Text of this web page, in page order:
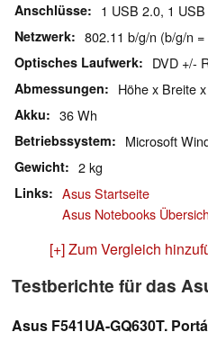
Anschlüsse 1 USB 2.0, 1
Netzwerk 802.11 b/g/n (b/g/n
Optisches Laufwerk DVD +/-
Abmessungen Höhe x Breite
Akku 36 Wh
Betriebssystem Microsoft
Gewicht 2 kg
Links
Asus Startseite
Asus Notebooks
[+] Zum Vergleich
Testberichte für das
Asus F541UA-GQ630T.